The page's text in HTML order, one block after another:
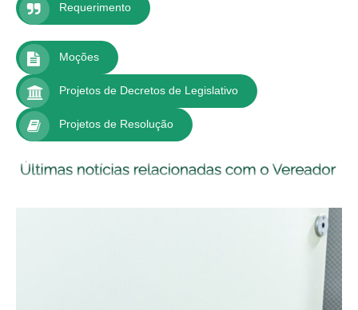
Requerimento
Moções
Projetos de Decretos de Legislativo
Projetos de Resolução